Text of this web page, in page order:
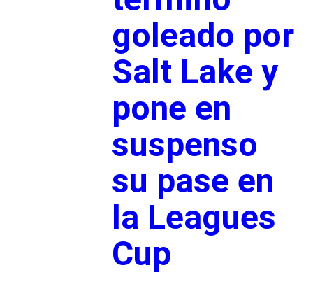
goleado por
Salt Lake y
pone en
suspenso
su pase en
la Leagues
Cup